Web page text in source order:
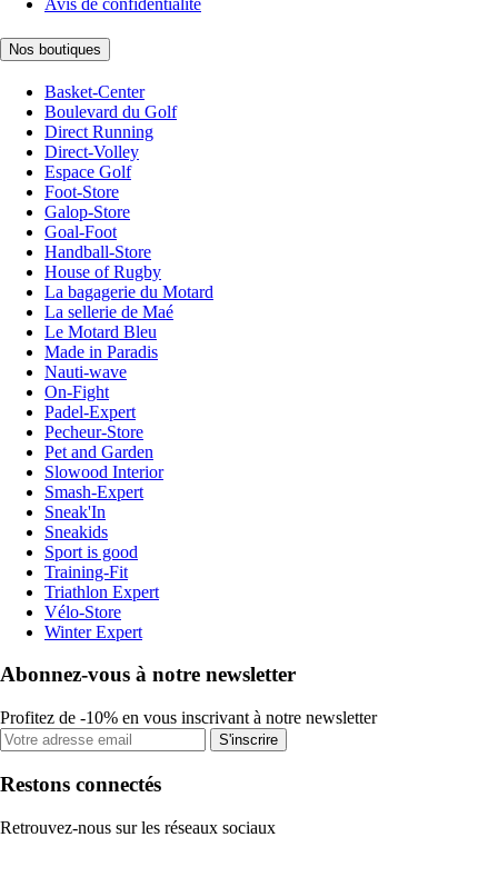
Avis de confidentialité
Nos boutiques
Basket-Center
Boulevard du Golf
Direct Running
Direct-Volley
Espace Golf
Foot-Store
Galop-Store
Goal-Foot
Handball-Store
House of Rugby
La bagagerie du Motard
La sellerie de Maé
Le Motard Bleu
Made in Paradis
Nauti-wave
On-Fight
Padel-Expert
Pecheur-Store
Pet and Garden
Slowood Interior
Smash-Expert
Sneak'In
Sneakids
Sport is good
Training-Fit
Triathlon Expert
Vélo-Store
Winter Expert
Abonnez-vous à notre newsletter
Profitez de -10% en vous inscrivant à notre newsletter
S'inscrire
Restons connectés
Retrouvez-nous sur les réseaux sociaux